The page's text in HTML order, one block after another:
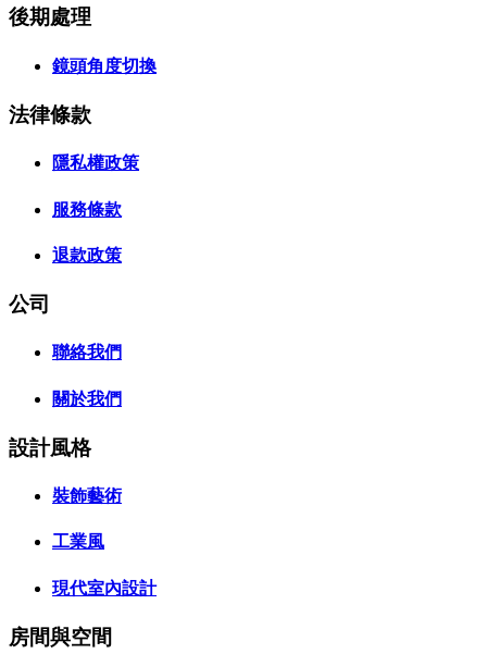
後期處理
鏡頭角度切換
法律條款
隱私權政策
服務條款
退款政策
公司
聯絡我們
關於我們
設計風格
裝飾藝術
工業風
現代室內設計
房間與空間